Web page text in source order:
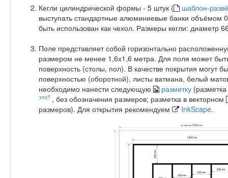
Кегли цилиндрической формы - 5 штук (
шаблон-
выступать стандартные алюминиевые банки объёмом
быть использован как чехол. Размеры кегли:
Поле представляет собой горизонтально
размером не менее 1,6х1,6 метра. Для поля может
поверхность (столы, пол). В качестве покрытия могут
поверхностью (оборотной), листы ватмана, белый
необходимо нанести следующую
разметку
это? , без обозначения размеров; разметка в векторном
размеров). Для открытия рекомендуем
InkScape.